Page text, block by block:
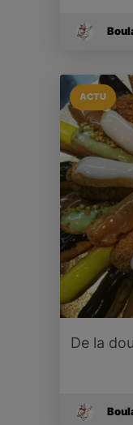
ACTU
De la